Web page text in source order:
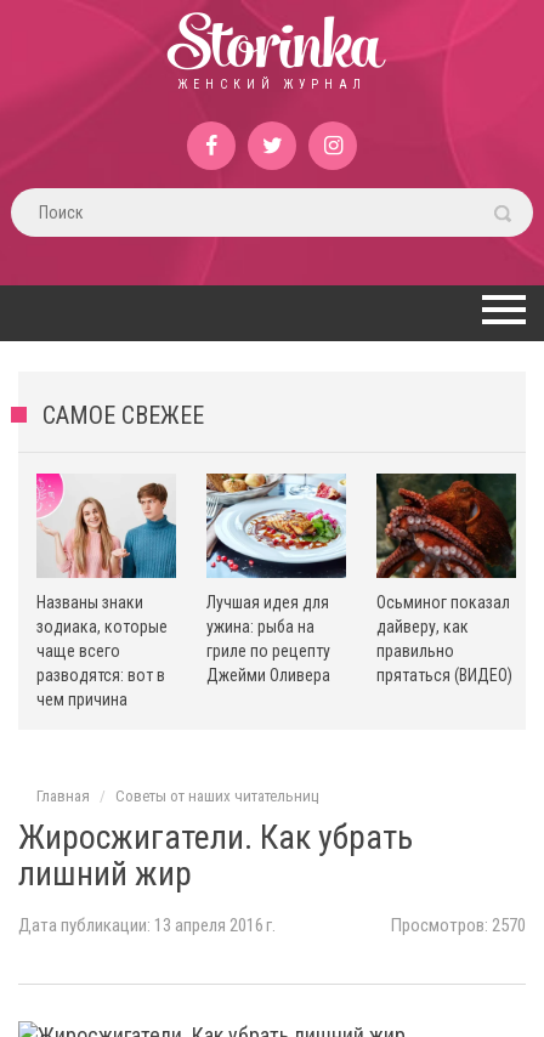
Storinka
ЖЕНСКИЙ ЖУРНАЛ
САМОЕ СВЕЖЕЕ
Названы знаки
зодиака, которые
чаще всего
разводятся: вот в
чем причина
Лучшая идея для
ужина: рыба на
гриле по рецепту
Джейми Оливера
Осьминог показал
дайверу, как
правильно
прятаться (ВИДЕО)
Главная Советы от наших читательниц
Жиросжигатели. Как убрать
лишний жир
Дата публикации: 13 апреля 2016 г. Просмотров: 2570